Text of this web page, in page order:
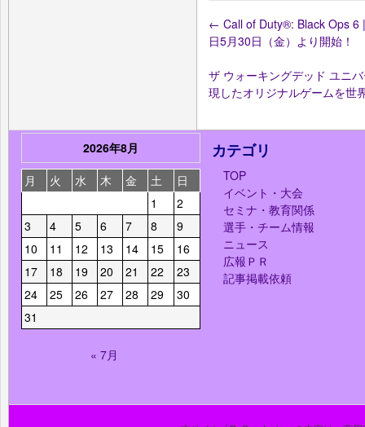
← Call of Duty®: Black Ops
日5月30日（金）より開始！
ザ ウォーキングデッド ユニ
現したオリジナルゲームを世
2026年8月
月
火 水 木 金 土
日
1
2
3
4 5 6 7 8
9
10
11 12 13 14 15
16
17
18 19 20 21 22
23
24
25 26 27 28 29
30
31
« 7月
カテゴリ
TOP
イベント・大会
セミナ・教育関係
選手・チーム情報
ニュース
広報ＰＲ
記事掲載依頼